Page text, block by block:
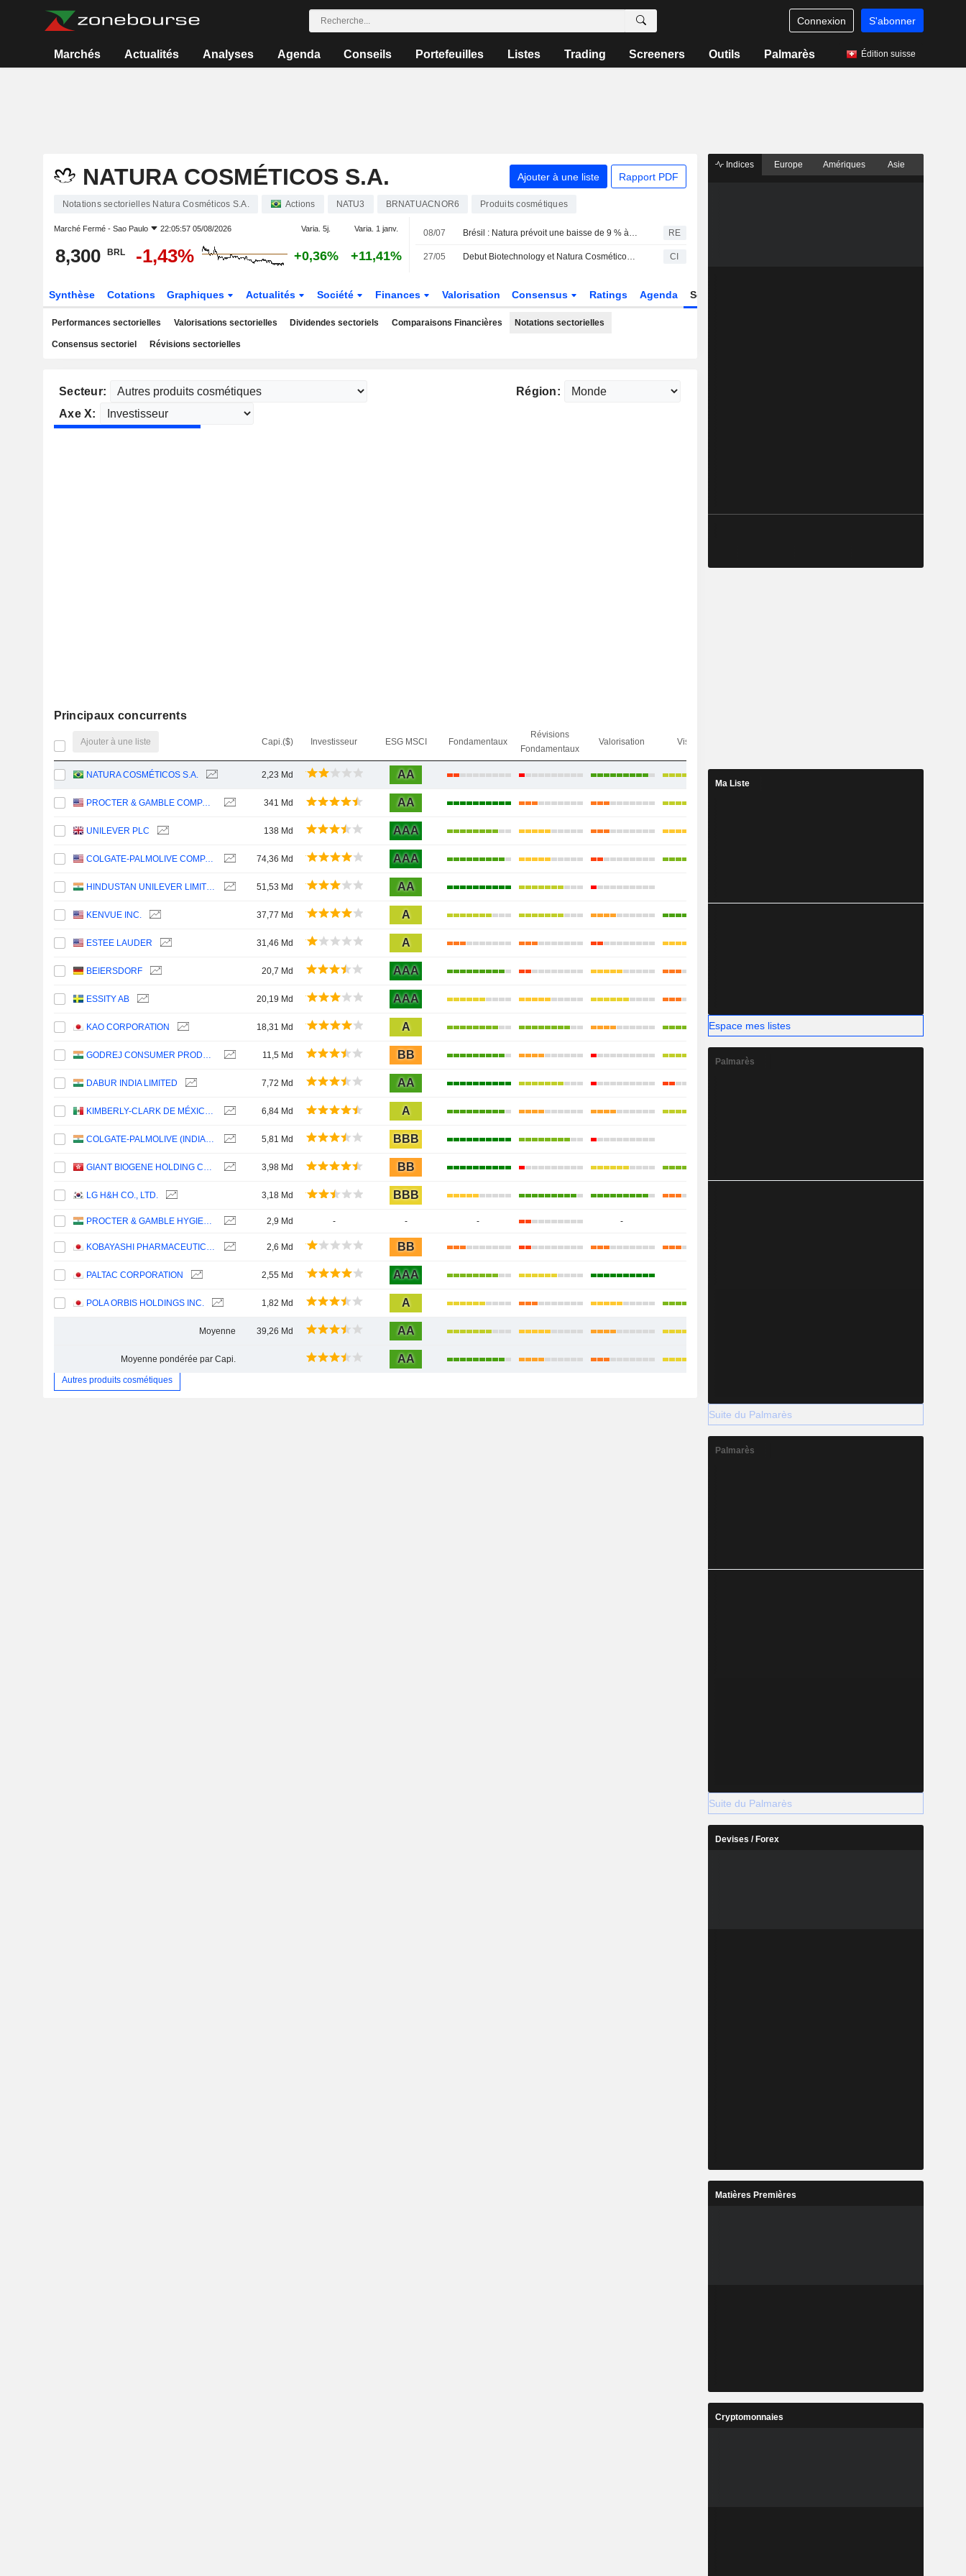
Connexion S'abonner
Marchés Actualités Analyses Agenda Conseils Portefeuilles Listes Trading Screeners Outils Palmarès Édition suisse
NATURA COSMÉTICOS S.A. Ajouter à une liste Rapport PDF
Notations sectorielles Natura Cosméticos S.A. Actions NATU3 BRNATUACNOR6 Produits cosmétiques
Marché Fermé - Sao Paulo 22:05:57 05/08/2026 Varia. 5j. Varia. 1 janv.
8,300 BRL -1,43% +0,36% +11,41%
08/07 Brésil : Natura prévoit une baisse de 9 % à 10 % de son chiffre d'affaires au deuxième trimestre RE
27/05 Debut Biotechnology et Natura Cosméticos S.A. s'associent pour commercialiser en Amérique latine un ingrédient de longévité cutanée découvert par IA CI
Synthèse Cotations Graphiques Actualités Société Finances Valorisation Consensus Ratings Agenda Secteur
Performances sectorielles Valorisations sectorielles Dividendes sectoriels Comparaisons Financières Notations sectorielles
Consensus sectoriel Révisions sectorielles
Secteur:
Région:
Axe X:
Principaux concurrents
Ajouter à une liste Capi.($) Investisseur ESG MSCI Fondamentaux
Révisions
Fondamentaux
Valorisation Visibilité
NATURA COSMÉTICOS S.A. 2,23 Md AA
PROCTER & GAMBLE COMPANY 341 Md AA
UNILEVER PLC 138 Md AAA
COLGATE-PALMOLIVE COMPANY 74,36 Md AAA
HINDUSTAN UNILEVER LIMITED 51,53 Md AA
KENVUE INC. 37,77 Md A
ESTEE LAUDER 31,46 Md A
BEIERSDORF 20,7 Md AAA
ESSITY AB 20,19 Md AAA
KAO CORPORATION 18,31 Md A
GODREJ CONSUMER PRODUCTS LIMITED 11,5 Md BB
DABUR INDIA LIMITED 7,72 Md AA
KIMBERLY-CLARK DE MÉXICO, S. A. B. DE C. V. 6,84 Md A
COLGATE-PALMOLIVE (INDIA) LIMITED 5,81 Md BBB
GIANT BIOGENE HOLDING CO., LTD. 3,98 Md BB
LG H&H CO., LTD. 3,18 Md BBB
PROCTER & GAMBLE HYGIENE AND HEALTH CARE LIMITED 2,9 Md - - - -
KOBAYASHI PHARMACEUTICAL CO., LTD. 2,6 Md BB
PALTAC CORPORATION 2,55 Md AAA
POLA ORBIS HOLDINGS INC. 1,82 Md A
Moyenne 39,26 Md AA
Moyenne pondérée par Capi. AA
Autres produits cosmétiques
Indices Europe Amériques Asie
Ma Liste
Espace mes listes
Palmarès
Suite du Palmarès
Palmarès
Suite du Palmarès
Devises / Forex
Matières Premières
Cryptomonnaies